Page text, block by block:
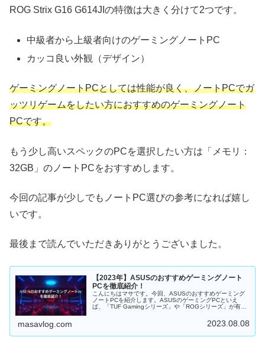
ROG Strix G16 G614JIの特徴は大きく分けて2つです。
中級者から上級者向けのゲーミングノートPC
カッコ良い外観（デザイン）
ゲーミングノートPCとしては性能が良く、ノートPCでガ
ッツリゲームをしたい方におすすめのゲーミングノート
PCです。
もう少し高いスペックのPCを選択したい方は「メモリ：
32GB」のノートPCをおすすめします。
今回の記事が少しでもノートPC選びの参考になれば嬉し
いです。
最後まで読んでいただきありがとうございました。
【2023年】ASUSのおすすめゲーミングノート
PCを徹底紹介！
こんにちはマサです。今回、ASUSのおすすめゲーミング
ノートPCを紹介します。ASUSのゲーミングPCといえ
ば、「TUF Gamingシリーズ」や「ROGシリーズ」が有名
masavlog.com 2023.08.08